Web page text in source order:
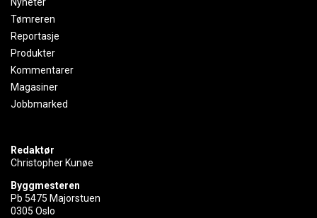
Tømreren
Reportasje
Produkter
Kommentarer
Magasiner
Jobbmarked
Redaktør
Christopher Kunøe
Byggmesteren
Pb 5475 Majorstuen
0305 Oslo